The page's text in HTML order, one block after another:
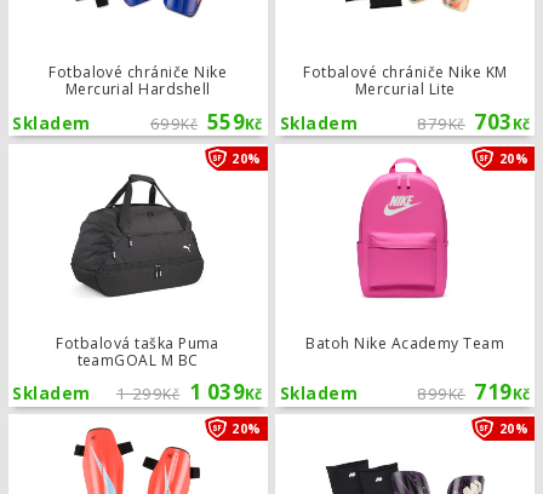
Fotbalové chrániče Nike
Mercurial Hardshell
699Kč 559Kč
Skladem
Fotbalové chrániče Nike KM
Mercurial Lite
879Kč 703Kč
Skladem
Fotbalová taška Puma
teamGOAL M BC
1 299Kč 1 039Kč
Skladem
20% Fotbalová taška Puma teamGOAL M
Batoh Nike Academy Team
899Kč 719Kč
Skladem
20%
20% Fotbalové chrániče Nike Charge20%